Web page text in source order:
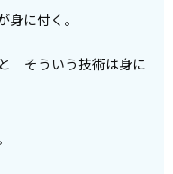
に付く。
そういう技術は身に